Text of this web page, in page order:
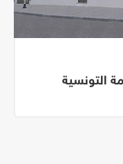
التونسية